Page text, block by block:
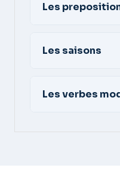
Les
Les saisons
Les verbes